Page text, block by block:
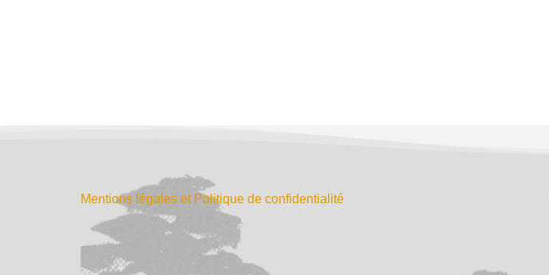
Mentions légales et Politique de confidentialité